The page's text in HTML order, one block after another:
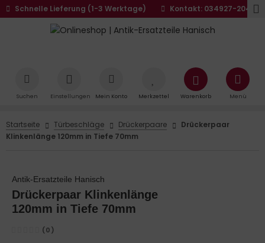
Schnelle Lieferung (1-3 Werktage) Kontakt: 034927-20441
Suchen Einstellungen Mein Konto Merkzettel Warenkorb Menü
Startseite Türbeschläge Drückerpaare
Drückerpaar
Klinkenlänge 120mm in Tiefe 70mm
Antik-Ersatzteile Hanisch
Drückerpaar Klinkenlänge
120mm in Tiefe 70mm
(0)